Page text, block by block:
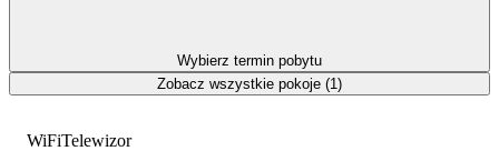
WiFiTelewizor
Wybierz termin pobytu
Zobacz wszystkie pokoje (1)